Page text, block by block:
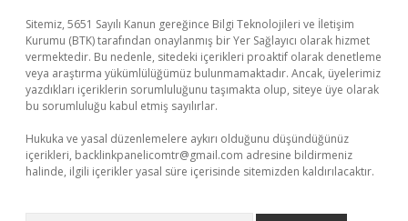
Sitemiz, 5651 Sayılı Kanun gereğince Bilgi Teknolojileri ve İletişim
Kurumu (BTK) tarafından onaylanmış bir Yer Sağlayıcı olarak hizmet
vermektedir. Bu nedenle, sitedeki içerikleri proaktif olarak denetleme
veya araştırma yükümlülüğümüz bulunmamaktadır. Ancak, üyelerimiz
yazdıkları içeriklerin sorumluluğunu taşımakta olup, siteye üye olarak
bu sorumluluğu kabul etmiş sayılırlar.
Hukuka ve yasal düzenlemelere aykırı olduğunu düşündüğünüz
içerikleri, backlinkpanelicomtr@gmail.com adresine bildirmeniz
halinde, ilgili içerikler yasal süre içerisinde sitemizden kaldırılacaktır.